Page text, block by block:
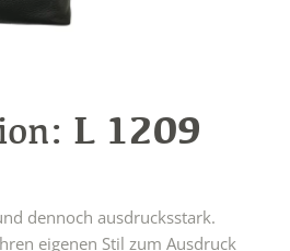
L 1209
dennoch ausdrucksstark.
eigenen Stil zum Ausdruck